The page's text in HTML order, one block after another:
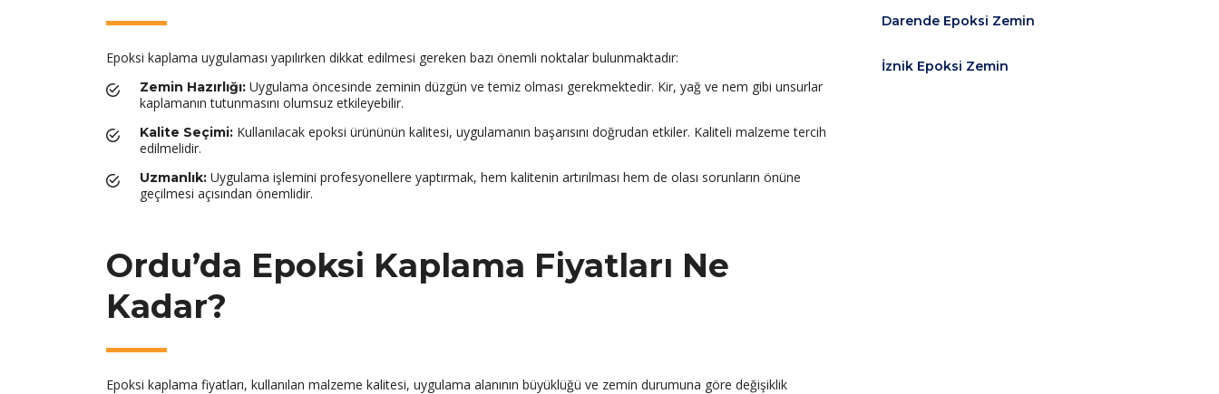
Epoksi kaplama uygulaması yapılırken dikkat edilmesi gereken bazı önemli noktalar bulunmaktadır:
Zemin Hazırlığı: Uygulama öncesinde zeminin düzgün ve temiz olması gerekmektedir. Kir, yağ ve nem gibi unsurlar
kaplamanın tutunmasını olumsuz etkileyebilir.
Kalite Seçimi: Kullanılacak epoksi ürününün kalitesi, uygulamanın başarısını doğrudan etkiler. Kaliteli malzeme tercih
edilmelidir.
Uzmanlık: Uygulama işlemini profesyonellere yaptırmak, hem kalitenin artırılması hem de olası sorunların önüne
geçilmesi açısından önemlidir.
Ordu’da Epoksi Kaplama Fiyatları Ne
Kadar?
Epoksi kaplama fiyatları, kullanılan malzeme kalitesi, uygulama alanının büyüklüğü ve zemin durumuna göre değişiklik
Darende Epoksi Zemin
İznik Epoksi Zemin